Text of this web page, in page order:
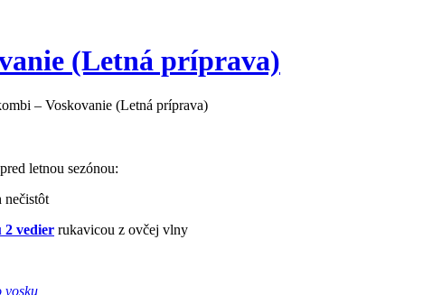
(Letná príprava)
– Voskovanie (Letná príprava)
letnou sezónou:
nečistôt
2 vedier rukavicou z ovčej vlny
vosku